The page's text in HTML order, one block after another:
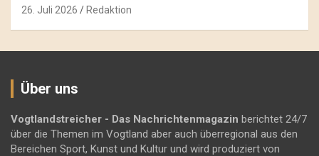
26. Juli 2026 Redaktion
Über uns
Vogtlandstreicher - Das Nachrichtenmagazin berichtet 24/7
über die Themen im Vogtland aber auch überregional aus den
Bereichen Sport, Kunst und Kultur und wird produziert von